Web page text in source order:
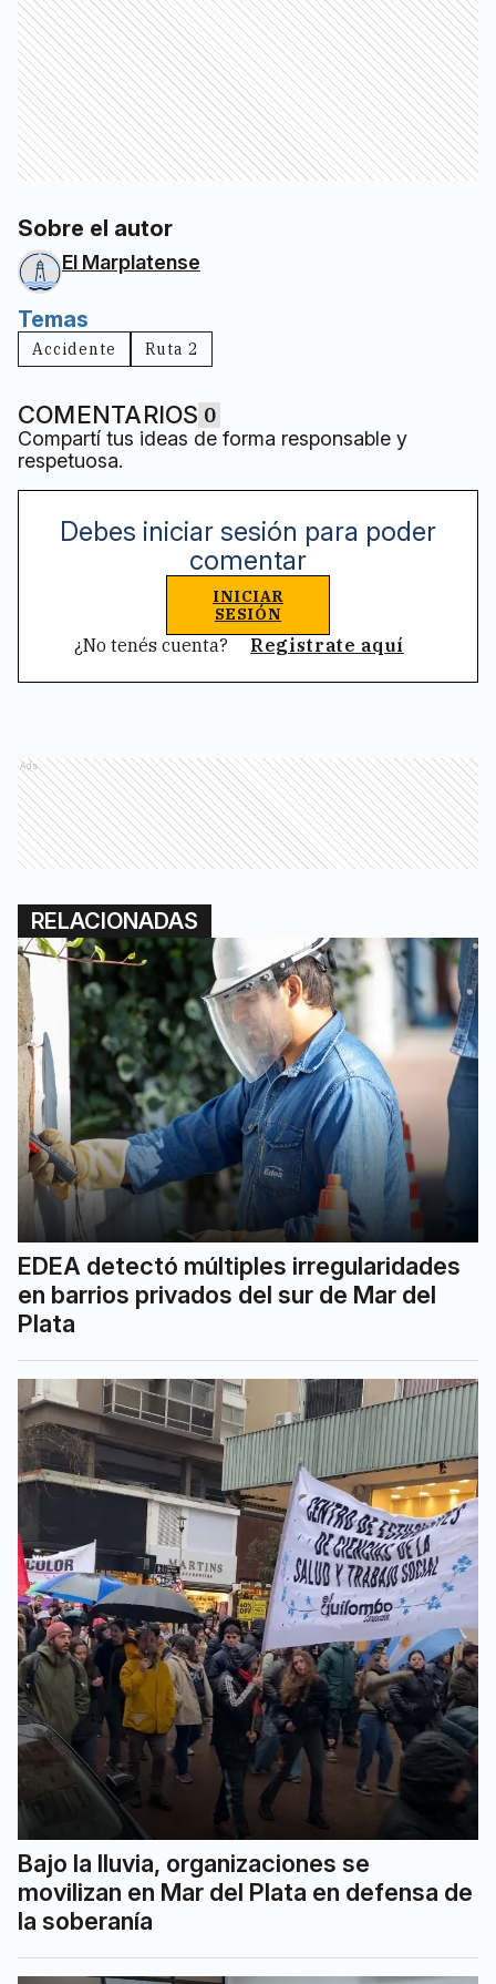
Sobre el autor
El Marplatense
Temas
Accidente Ruta 2
COMENTARIOS 0
Compartí tus ideas de forma responsable y
respetuosa.
Debes iniciar sesión para poder
comentar
INICIAR
SESIÓN
¿No tenés cuenta? Registrate aquí
Ads
RELACIONADAS
EDEA detectó múltiples irregularidades
en barrios privados del sur de Mar del
Plata
Bajo la lluvia, organizaciones se
movilizan en Mar del Plata en defensa de
la soberanía